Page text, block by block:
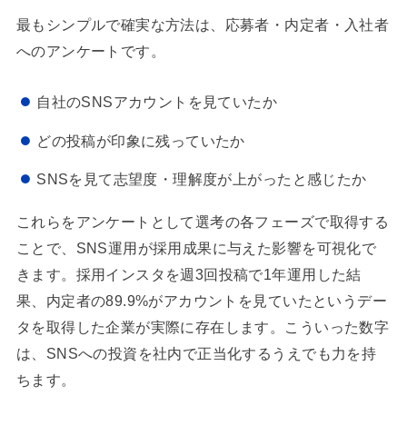
最もシンプルで確実な方法は、応募者・内定者・入社者
へのアンケートです。
自社のSNSアカウントを見ていたか
どの投稿が印象に残っていたか
SNSを見て志望度・理解度が上がったと感じたか
これらをアンケートとして選考の各フェーズで取得する
ことで、SNS運用が採用成果に与えた影響を可視化で
きます。採用インスタを週3回投稿で1年運用した結
果、内定者の89.9%がアカウントを見ていたというデー
タを取得した企業が実際に存在します。こういった数字
は、SNSへの投資を社内で正当化するうえでも力を持
ちます。